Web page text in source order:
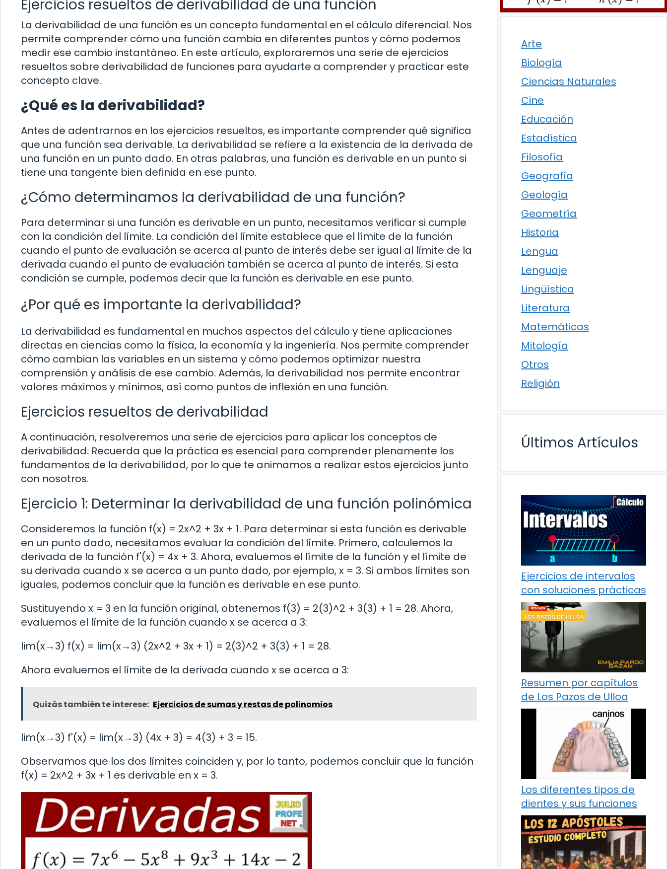
Ejercicios resueltos de derivabilidad de una función
La derivabilidad de una función es un concepto fundamental en el cálculo diferencial. Nos
permite comprender cómo una función cambia en diferentes puntos y cómo podemos
medir ese cambio instantáneo. En este artículo, exploraremos una serie de ejercicios
resueltos sobre derivabilidad de funciones para ayudarte a comprender y practicar este
concepto clave.
¿Qué es la derivabilidad?
Antes de adentrarnos en los ejercicios resueltos, es importante comprender qué significa
que una función sea derivable. La derivabilidad se refiere a la existencia de la derivada de
una función en un punto dado. En otras palabras, una función es derivable en un punto si
tiene una tangente bien definida en ese punto.
¿Cómo determinamos la derivabilidad de una función?
Para determinar si una función es derivable en un punto, necesitamos verificar si cumple
con la condición del límite. La condición del límite establece que el límite de la función
cuando el punto de evaluación se acerca al punto de interés debe ser igual al límite de la
derivada cuando el punto de evaluación también se acerca al punto de interés. Si esta
condición se cumple, podemos decir que la función es derivable en ese punto.
¿Por qué es importante la derivabilidad?
La derivabilidad es fundamental en muchos aspectos del cálculo y tiene aplicaciones
directas en ciencias como la física, la economía y la ingeniería. Nos permite comprender
cómo cambian las variables en un sistema y cómo podemos optimizar nuestra
comprensión y análisis de ese cambio. Además, la derivabilidad nos permite encontrar
valores máximos y mínimos, así como puntos de inflexión en una función.
Ejercicios resueltos de derivabilidad
A continuación, resolveremos una serie de ejercicios para aplicar los conceptos de
derivabilidad. Recuerda que la práctica es esencial para comprender plenamente los
fundamentos de la derivabilidad, por lo que te animamos a realizar estos ejercicios junto
con nosotros.
Ejercicio 1: Determinar la derivabilidad de una función polinómica
Consideremos la función f(x) = 2x^2 + 3x + 1. Para determinar si esta función es derivable
en un punto dado, necesitamos evaluar la condición del límite. Primero, calculemos la
derivada de la función f'(x) = 4x + 3. Ahora, evaluemos el límite de la función y el límite de
su derivada cuando x se acerca a un punto dado, por ejemplo, x = 3. Si ambos límites son
iguales, podemos concluir que la función es derivable en ese punto.
Sustituyendo x = 3 en la función original, obtenemos f(3) = 2(3)^2 + 3(3) + 1 = 28. Ahora,
evaluemos el límite de la función cuando x se acerca a 3:
lim(x→3) f(x) = lim(x→3) (2x^2 + 3x + 1) = 2(3)^2 + 3(3) + 1 = 28.
Ahora evaluemos el límite de la derivada cuando x se acerca a 3:
Quizás también te interese: Ejercicios de sumas y restas de polinomios
lim(x→3) f'(x) = lim(x→3) (4x + 3) = 4(3) + 3 = 15.
Observamos que los dos límites coinciden y, por lo tanto, podemos concluir que la función
f(x) = 2x^2 + 3x + 1 es derivable en x = 3.
Arte
Biología
Ciencias Naturales
Cine
Educación
Estadística
Filosofía
Geografía
Geología
Geometría
Historia
Lengua
Lenguaje
Lingüística
Literatura
Matemáticas
Mitología
Otros
Religión
Últimos Artículos
Ejercicios de intervalos
con soluciones prácticas
Resumen por capítulos
de Los Pazos de Ulloa
Los diferentes tipos de
dientes y sus funciones